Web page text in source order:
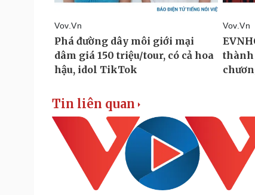
Tin liên quan